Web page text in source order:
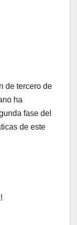
de tercero de
ha
fase del
de este